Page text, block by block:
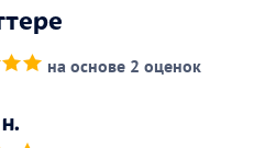
на основе 2 оценок
Н.